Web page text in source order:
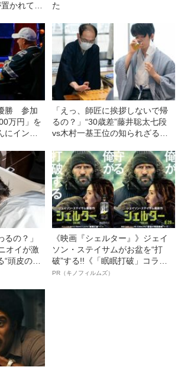
かれてい
た
勝 参加
万円」を
インタ
「えっ、師匠に挨拶しないで帰
るの？」“30歳差”藤井聡太七段
vs木村一基王位の知られざる舞
るの？」
オイが激
頭皮のニ
消す
アとは
《映画『シェルター』》ジェイ
ソン・ステイサムがお盆を“打
破”する!!《「眠眠打破」コラ
ボ》
PR（キノフィルムズ）